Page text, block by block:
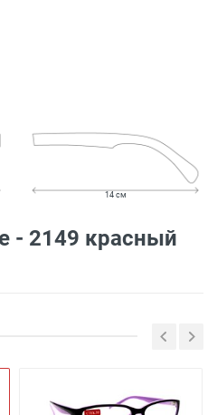
14 см
- 2149 красный